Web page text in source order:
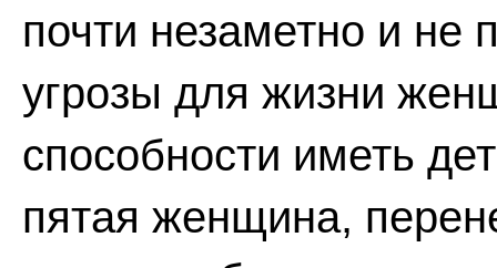
почти незаметно и не
угрозы для жизни
способности иметь
пятая женщина,